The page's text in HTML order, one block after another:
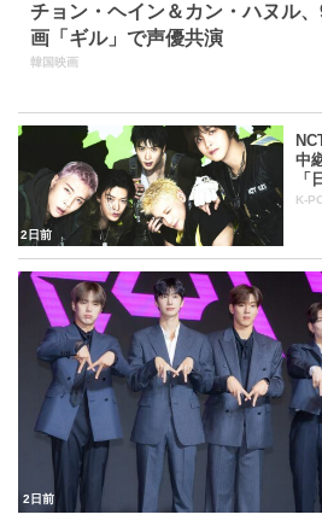
チョン・ヘイン＆カン・ハヌル
画「ギル」で声優共演
韓国映画
2日前
中
「
K-
2日前